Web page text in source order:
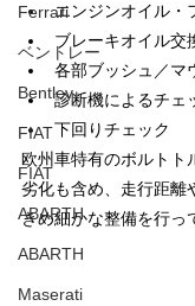
Ferrari
ベントレー
Bentley
FIAT
FIAT
ABARTH
ABARTH
Maserati
エンジンオイル・
ブレーキオイル交
各部ブッシュ／マ
診断機によるチェ
下回りチェック
欧州車特有のボルトト
劣化も含め、走行距離
きめ細かな整備を行っ